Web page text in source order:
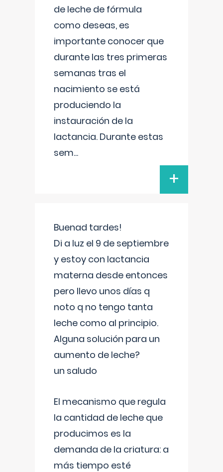
de leche de fórmula
como deseas, es
importante conocer que
durante las tres primeras
semanas tras el
nacimiento se está
produciendo la
instauración de la
lactancia. Durante estas
sem...
+
Buenad tardes!
Di a luz el 9 de septiembre
y estoy con lactancia
materna desde entonces
pero llevo unos días q
noto q no tengo tanta
leche como al principio.
Alguna solución para un
aumento de leche?
un saludo
El mecanismo que regula
la cantidad de leche que
producimos es la
demanda de la criatura: a
más tiempo esté